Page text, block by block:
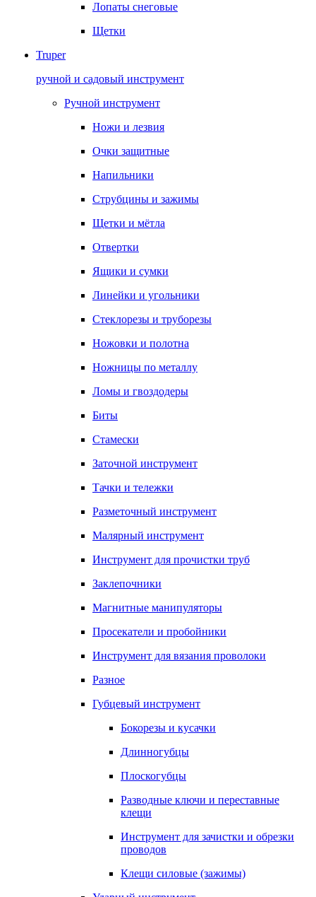
Лопаты снеговые
Щетки
Truper
ручной и садовый инструмент
Ручной инструмент
Ножи и лезвия
Очки защитные
Напильники
Струбцины и зажимы
Щетки и мётла
Отвертки
Ящики и сумки
Линейки и угольники
Стеклорезы и труборезы
Ножовки и полотна
Ножницы по металлу
Ломы и гвоздодеры
Биты
Стамески
Заточной инструмент
Тачки и тележки
Разметочный инструмент
Малярный инструмент
Инструмент для прочистки труб
Заклепочники
Магнитные манипуляторы
Просекатели и пробойники
Инструмент для вязания проволоки
Разное
Губцевый инструмент
Бокорезы и кусачки
Длинногубцы
Плоскогубцы
Разводные ключи и переставные
клещи
Инструмент для зачистки и обрезки
проводов
Клещи силовые (зажимы)